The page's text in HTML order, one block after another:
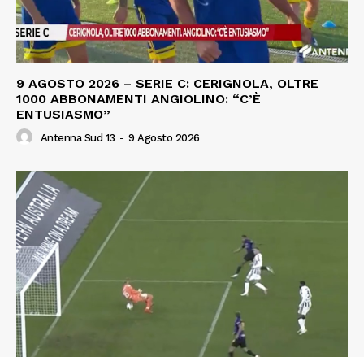
9 AGOSTO 2026 – SERIE C: CERIGNOLA, OLTRE
1000 ABBONAMENTI ANGIOLINO: “C’È
ENTUSIASMO”
Antenna Sud 13 - 9 Agosto 2026